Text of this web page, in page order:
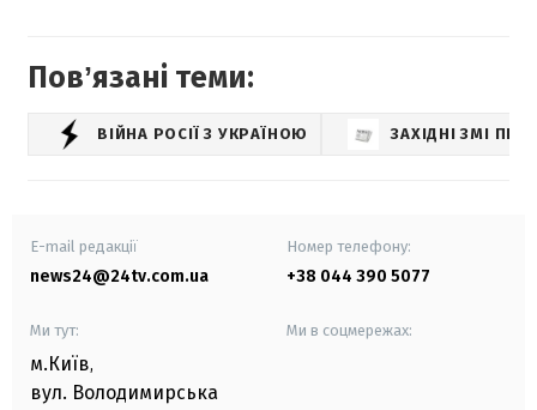
Повʼязані теми:
ВІЙНА РОСІЇ З УКРАЇНОЮ ЗАХІДНІ ЗМІ ПРО
E-mail редакції
news24@24tv.com.ua
Номер телефону:
+38 044 390 5077
Ми тут:
м.Київ,
вул. Володимирська
Ми в соцмережах: